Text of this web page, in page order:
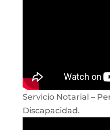
Servicio Notarial –
Discapacidad.